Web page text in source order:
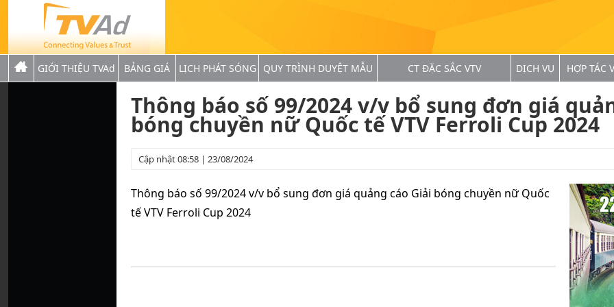
GIỚI THIỆU TVAd BẢNG GIÁ LỊCH PHÁT SÓNG QUY TRÌNH DUYỆT MẪU CT ĐẶC SẮC VTV DỊCH VỤ HỢP TÁC
Thông báo số 99/2024 v/v bổ sung đơn giá
bóng chuyền nữ Quốc tế VTV Ferroli Cup 2024
Cập nhật 08:58 | 23/08/2024
Thông báo số 99/2024 v/v bổ sung đơn giá quảng cáo Giải bóng chuyền nữ Quốc
tế VTV Ferroli Cup 2024